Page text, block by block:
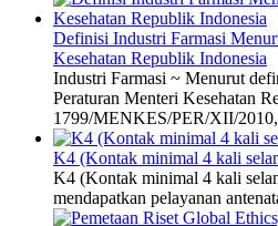
Definisi Industri Farmasi
Kesehatan Republik Indonesia
Industri Farmasi ~ Menurut
Peraturan Menteri Kesehatan
1799/MENKES/PER/XII/
K4 (Kontak minimal 4 kali
K4 (Kontak minimal 4 kali
mendapatkan pelayanan